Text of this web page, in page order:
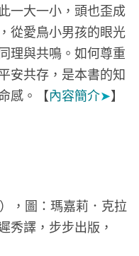
一大一小，頭也歪成
從愛鳥小男孩的眼光
理與共鳴。如何尊重
安共存，是本書的知
感。【內容簡介➤】
，圖：瑪嘉莉．克拉
秀譯，步步出版，